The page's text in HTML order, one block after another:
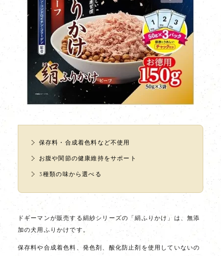
保存料・合成着色料など不使用
お腹や関節の健康維持をサポート
3種類の味から選べる
ドギーマンが販売する絹紗シリーズの「絹ふりかけ」は、無添
加の犬用ふりかけです。
保存料や合成着色料、発色剤、酸化防止剤を使用していないの